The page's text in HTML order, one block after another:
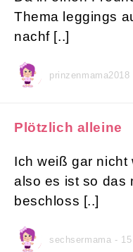
Thema leggings
nachf [..]
Plötzlich alleine
Ich weiß gar nicht
also es ist so das
beschloss [..]
sechsermama -